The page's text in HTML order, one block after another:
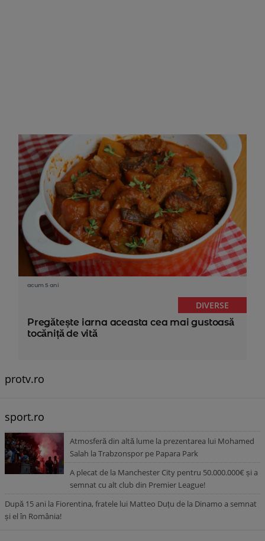
acum 5 ani
DIVERSE
Pregătește iarna aceasta cea mai gustoasă
tocăniță de vită
protv.ro
sport.ro
Atmosferă din altă lume la prezentarea lui Mohamed
Salah la Trabzonspor pe Papara Park
A plecat de la Manchester City pentru 50.000.000€ și a
semnat cu alt club din Premier League!
După 15 ani la Fiorentina, fratele lui Matteo Duțu de la Dinamo a semnat
și el în România!